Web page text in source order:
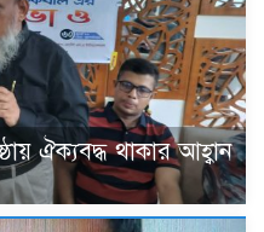
ঐক্যবদ্ধ থাকার আহ্বান